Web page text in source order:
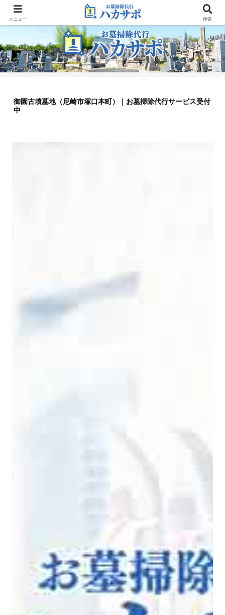
大阪のお墓参り代行業者
御園古墳墓地（尼崎市塚口本町）｜お墓掃除代行サービス受付
中
メニュー 検索